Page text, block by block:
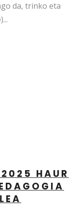
da, trinko eta
HAUR